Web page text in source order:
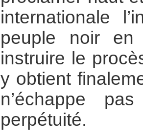
internationale
peuple noir
instruire le
y obtient
n’échappe
perpétuité.